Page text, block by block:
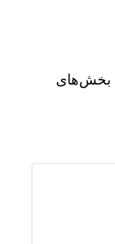
بخش‌های